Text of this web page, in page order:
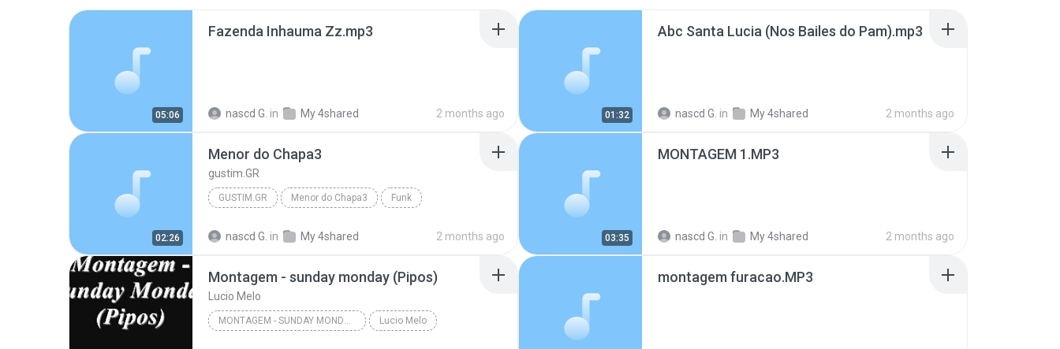
05:06
Fazenda Inhauma Zz.mp3
nascd G. in My 4shared 2 months ago 01:32
Abc Santa Lucia (Nos Bailes do Pam).mp3
nascd G. in My 4shared 2 months ago
02:26
Menor do Chapa3
gustim.GR
GUSTIM.GR Menor do Chapa3 Funk
nascd G. in My 4shared 2 months ago 03:35
MONTAGEM 1.MP3
nascd G. in My 4shared 2 months ago
Montagem - sunday monday (Pipos)
Lucio Melo
MONTAGEM - SUNDAY MONDAY (PIPOS) Lucio Melo
montagem furacao.MP3